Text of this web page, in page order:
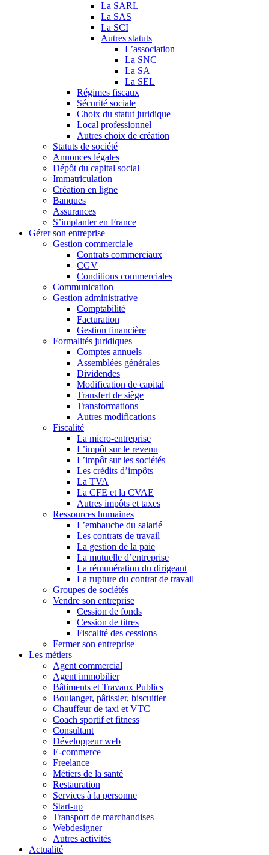
La SARL
La SAS
La SCI
Autres statuts
L’association
La SNC
La SA
La SEL
Régimes fiscaux
Sécurité sociale
Choix du statut juridique
Local professionnel
Autres choix de création
Statuts de société
Annonces légales
Dépôt du capital social
Immatriculation
Création en ligne
Banques
Assurances
S’implanter en France
Gérer son entreprise
Gestion commerciale
Contrats commerciaux
CGV
Conditions commerciales
Communication
Gestion administrative
Comptabilité
Facturation
Gestion financière
Formalités juridiques
Comptes annuels
Assemblées générales
Dividendes
Modification de capital
Transfert de siège
Transformations
Autres modifications
Fiscalité
La micro-entreprise
L’impôt sur le revenu
L’impôt sur les sociétés
Les crédits d’impôts
La TVA
La CFE et la CVAE
Autres impôts et taxes
Ressources humaines
L’embauche du salarié
Les contrats de travail
La gestion de la paie
La mutuelle d’entreprise
La rémunération du dirigeant
La rupture du contrat de travail
Groupes de sociétés
Vendre son entreprise
Cession de fonds
Cession de titres
Fiscalité des cessions
Fermer son entreprise
Les métiers
Agent commercial
Agent immobilier
Bâtiments et Travaux Publics
Boulanger, pâtissier, biscuitier
Chauffeur de taxi et VTC
Coach sportif et fitness
Consultant
Développeur web
E-commerce
Freelance
Métiers de la santé
Restauration
Services à la personne
Start-up
Transport de marchandises
Webdesigner
Autres activités
Actualité